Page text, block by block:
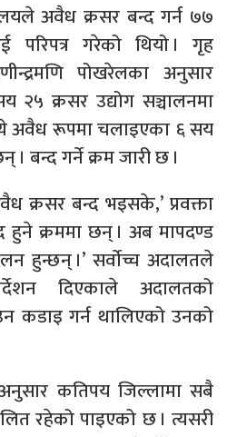
अवैध क्रसर बन्द गर्न ७७
परिपत्र गरेको थियो । गृह
पोखरेलका अनुसार
क्रसर उद्योग सञ्चालनमा
अवैध रूपमा चलाइएका ६ सय
। बन्द गर्ने क्रम जारी छ ।
क्रसर बन्द भइसके,’ प्रवक्ता
क्रममा छन् । अब मापदण्ड
हुन्छन् ।’ सर्वाेच्च अदालतले
दिएकाले अदालतको
कडाइ गर्न थालिएको उनको
कतिपय जिल्लामा सबै
रहेको पाइएको छ । त्यसरी